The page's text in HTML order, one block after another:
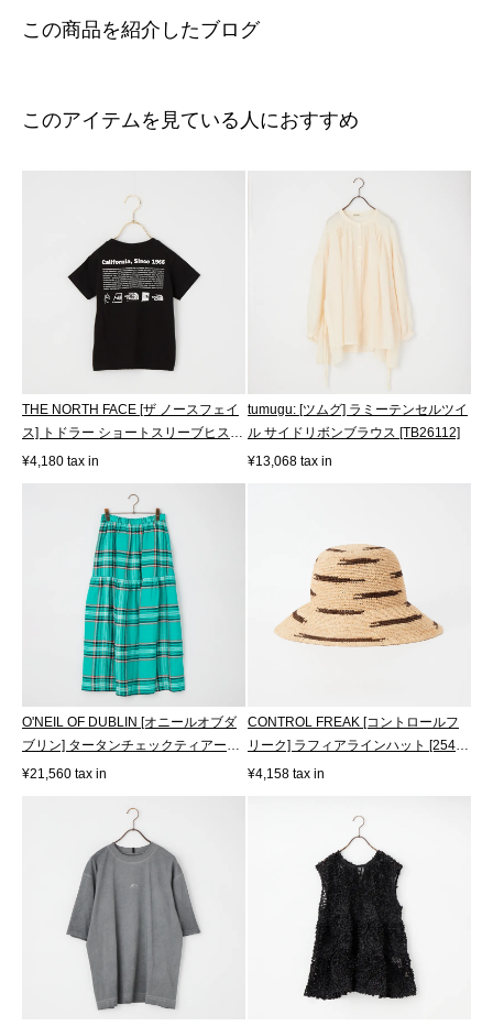
この商品を紹介したブログ
このアイテムを見ている人におすすめ
THE NORTH FACE [ザ ノースフェイ
ス] トドラー ショートスリーブヒスト
リカ...
¥4,180 tax in
tumugu: [ツムグ] ラミーテンセルツイ
ル サイドリボンブラウス [TB26112]
¥13,068 tax in
O'NEIL OF DUBLIN [オニールオブダ
ブリン] タータンチェックティアード
スカ...
¥21,560 tax in
CONTROL FREAK [コントロールフ
リーク] ラフィアラインハット [254-
121708]
¥4,158 tax in